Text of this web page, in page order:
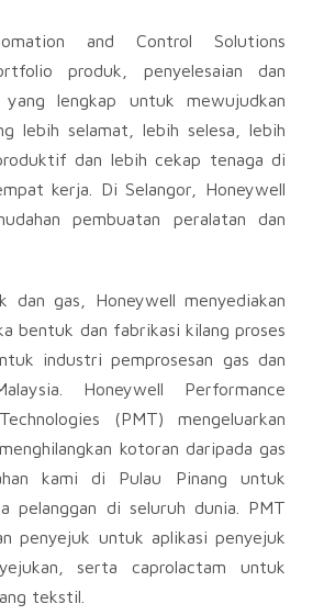
and Control Solutions
produk, penyelesaian dan
lengkap untuk mewujudkan
lebih selamat, lebih selesa, lebih
dan lebih cekap tenaga di
kerja. Di Selangor, Honeywell
pembuatan peralatan dan
dan gas, Honeywell menyediakan
bentuk dan fabrikasi kilang proses
industri pemprosesan gas dan
Honeywell Performance
(PMT) mengeluarkan
kotoran daripada gas
kami di Pulau Pinang untuk
pelanggan di seluruh dunia. PMT
penyejuk untuk aplikasi penyejuk
serta caprolactam untuk
tekstil.